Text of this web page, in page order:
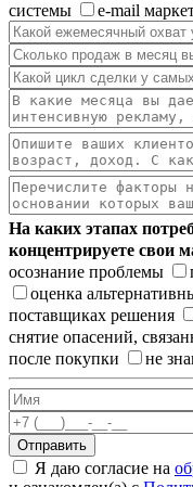
системы
e-mail
На каких этапах
концентрируете свои
осознание проблемы
оценка
поставщиках решения
снятие опасений,
после покупки
не
Отправить
Я даю согласие на